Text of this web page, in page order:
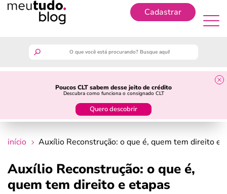
Cadastrar
Poucos CLT sabem desse jeito de crédito
Descubra como funciona o consignado CLT
Quero descobrir
guia do trabalhador
crédito fácil
início Auxílio Reconstrução: o que é, quem tem direito e
Auxílio Reconstrução: o que é,
quem tem direito e etapas